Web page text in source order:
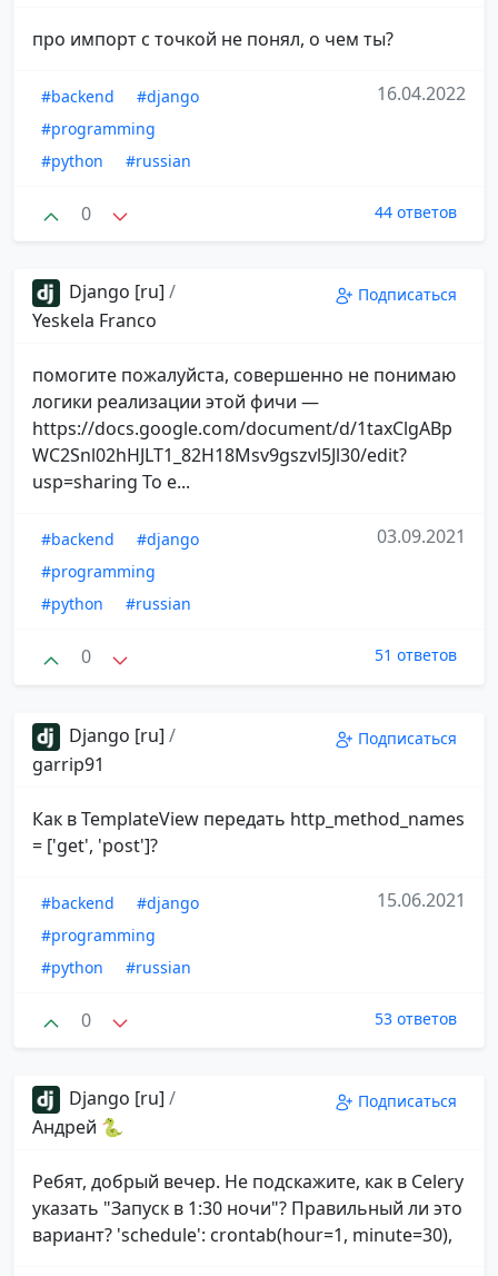
про импорт с точкой не понял, о чем ты?
#backend
#django
#programming
#python
#russian
16.04.2022
0 44 ответов
Django [ru] /
Yeskela Franco
Подписаться
помогите пожалуйста, совершенно не понимаю
логики реализации этой фичи —
https://docs.google.com/document/d/1taxClgABp
WC2Snl02hHJLT1_82H18Msv9gszvl5Jl30/edit?
usp=sharing То е...
#backend
#django
#programming
#python
#russian
03.09.2021
0 51 ответов
Django [ru] /
garrip91
Подписаться
Как в TemplateView передать http_method_names
= ['get', 'post']?
#backend
#django
#programming
#python
#russian
15.06.2021
0 53 ответов
Django [ru] /
Андрей 🐍
Подписаться
Ребят, добрый вечер. Не подскажите, как в Celery
указать "Запуск в 1:30 ночи"? Правильный ли это
вариант? 'schedule': crontab(hour=1, minute=30),